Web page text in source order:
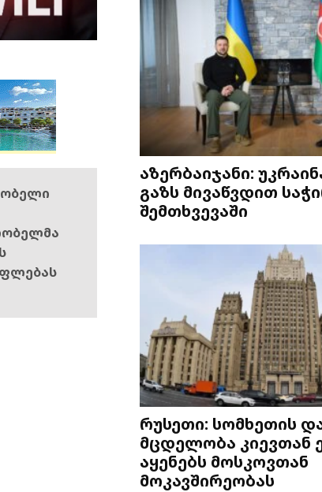
აზერბაიჯანი:
გაზს მივაწვდით
შემთხვევაში
რუსეთი: სომხეთის
მცდელობა კიევთან
აყენებს მოსკოვთან
მოკავშირეობას